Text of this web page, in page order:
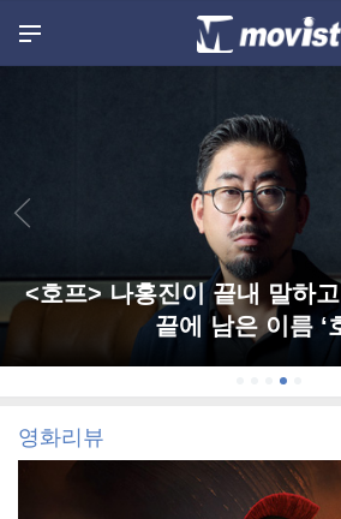
<호프> 나홍진이 끝내 말하
끝에 남은 이름 ‘
영화리뷰